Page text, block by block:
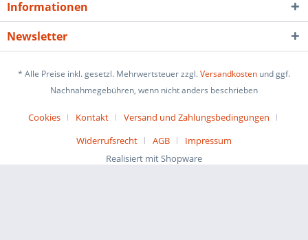
Informationen
Newsletter
* Alle Preise inkl. gesetzl. Mehrwertsteuer zzgl.Versandkosten und ggf.
Nachnahmegebühren, wenn nicht anders beschrieben
Cookies Kontakt
Versand und Zahlungsbedingungen
Widerrufsrecht
AGB
Impressum
Realisiert mit Shopware